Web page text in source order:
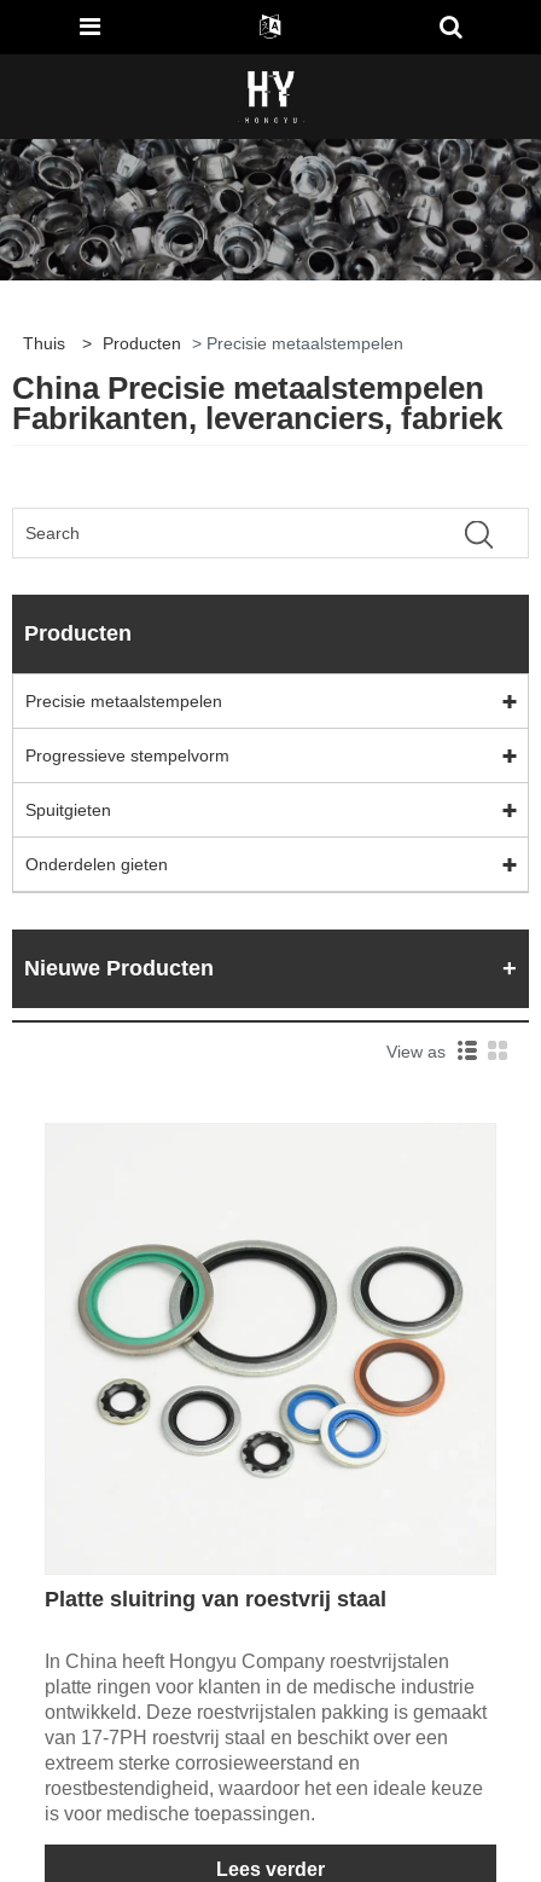
Thuis > Producten > Precisie metaalstempelen
China Precisie metaalstempelen
Fabrikanten, leveranciers, fabriek
Producten
Precisie metaalstempelen
Progressieve stempelvorm
Spuitgieten
Onderdelen gieten
Nieuwe Producten
View as
Platte sluitring van roestvrij staal
In China heeft Hongyu Company roestvrijstalen
platte ringen voor klanten in de medische industrie
ontwikkeld. Deze roestvrijstalen pakking is gemaakt
van 17-7PH roestvrij staal en beschikt over een
extreem sterke corrosieweerstand en
roestbestendigheid, waardoor het een ideale keuze
is voor medische toepassingen.
Lees verder